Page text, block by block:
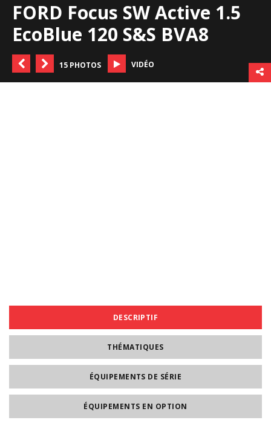
FORD Focus SW Active 1.5
EcoBlue 120 S&S BVA8
15 PHOTOS VIDÉO
DESCRIPTIF
THÉMATIQUES
ÉQUIPEMENTS DE SÉRIE
ÉQUIPEMENTS EN OPTION